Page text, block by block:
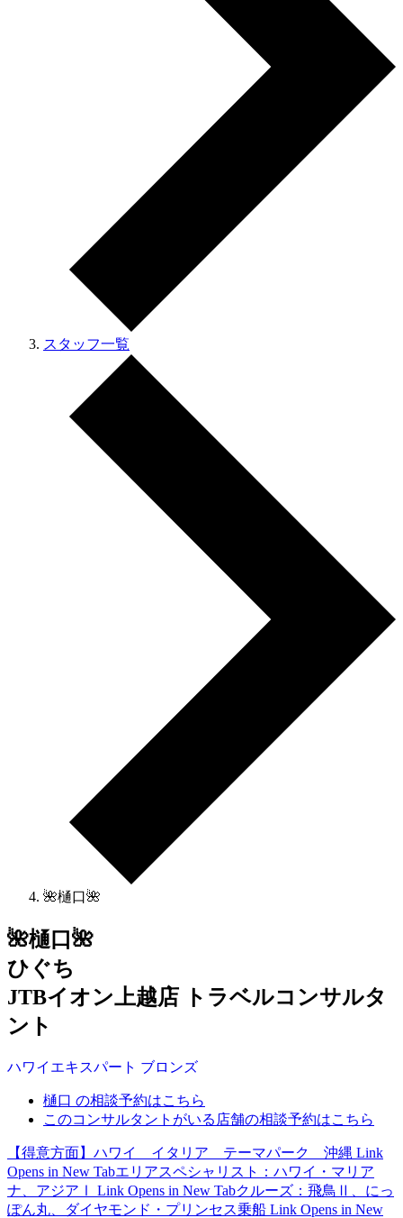
スタッフ一覧
🌺樋口🌺
🌺樋口🌺
ひぐち
JTBイオン上越店 トラベルコンサルタ
ント
ハワイ エキスパート ブロンズ
樋口 の相談予約はこちら
このコンサルタントがいる店舗の相談予約はこちら
【得意方面】ハワイ イタリア テーマパーク 沖縄 Link
Opens in New Tabエリアスペシャリスト：ハワイ・マリア
ナ、アジアⅠ
Link Opens in New Tabクルーズ：飛鳥Ⅱ、にっ
ぽん丸、ダイヤモンド・プリンセス乗船 Link Opens in New